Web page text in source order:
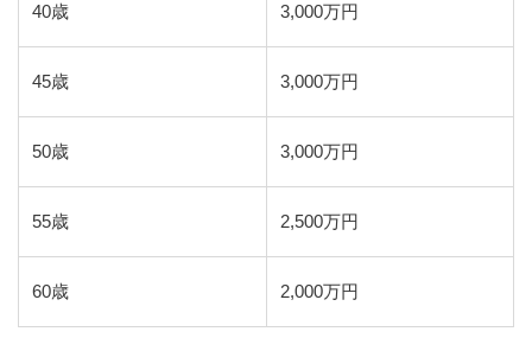
40歳 3,000万円
45歳 3,000万円
50歳 3,000万円
55歳 2,500万円
60歳 2,000万円